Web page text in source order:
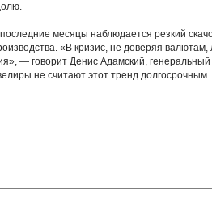
месяцы наблюдается резкий
«В кризис, не доверяя
— говорит Денис Адамский, генеральный
не считают этот тренд